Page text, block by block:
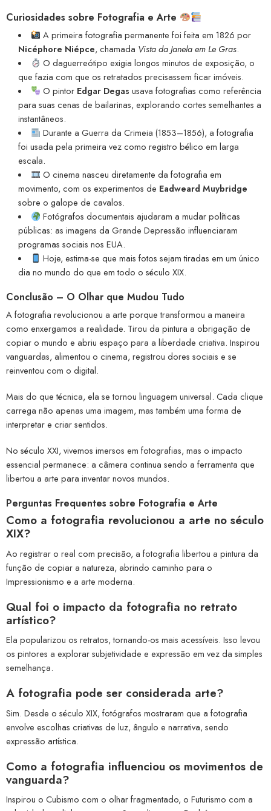
Curiosidades sobre Fotografia e Arte
A primeira fotografia permanente foi feita em 1826 por
Nicéphore Niépce, chamada Vista da Janela em Le Gras.
O daguerreótipo exigia longos minutos de exposição, o
que fazia com que os retratados precisassem ficar imóveis.
O pintor Edgar Degas usava fotografias como referência
para suas cenas de bailarinas, explorando cortes semelhantes a
instantâneos.
Durante a Guerra da Crimeia (1853–1856), a fotografia
foi usada pela primeira vez como registro bélico em larga
escala.
O cinema nasceu diretamente da fotografia em
movimento, com os experimentos de Eadweard Muybridge
sobre o galope de cavalos.
Fotógrafos documentais ajudaram a mudar políticas
públicas: as imagens da Grande Depressão influenciaram
programas sociais nos EUA.
Hoje, estima-se que mais fotos sejam tiradas em um único
dia no mundo do que em todo o século XIX.
Conclusão – O Olhar que Mudou Tudo
A fotografia revolucionou a arte porque transformou a maneira
como enxergamos a realidade. Tirou da pintura a obrigação de
copiar o mundo e abriu espaço para a liberdade criativa. Inspirou
vanguardas, alimentou o cinema, registrou dores sociais e se
reinventou com o digital.
Mais do que técnica, ela se tornou linguagem universal. Cada clique
carrega não apenas uma imagem, mas também uma forma de
interpretar e criar sentidos.
No século XXI, vivemos imersos em fotografias, mas o impacto
essencial permanece: a câmera continua sendo a ferramenta que
libertou a arte para inventar novos mundos.
Perguntas Frequentes sobre Fotografia e Arte
Como a fotografia revolucionou a arte no século
XIX?
Ao registrar o real com precisão, a fotografia libertou a pintura da
função de copiar a natureza, abrindo caminho para o
Impressionismo e a arte moderna.
Qual foi o impacto da fotografia no retrato
artístico?
Ela popularizou os retratos, tornando-os mais acessíveis. Isso levou
os pintores a explorar subjetividade e expressão em vez da simples
semelhança.
A fotografia pode ser considerada arte?
Sim. Desde o século XIX, fotógrafos mostraram que a fotografia
envolve escolhas criativas de luz, ângulo e narrativa, sendo
expressão artística.
Como a fotografia influenciou os movimentos de
vanguarda?
Inspirou o Cubismo com o olhar fragmentado, o Futurismo com a